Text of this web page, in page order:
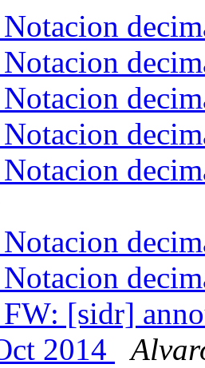
[sidr]
2014